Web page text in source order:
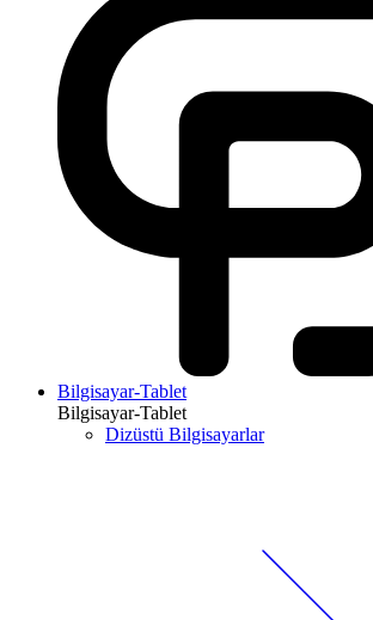
Bilgisayar-Tablet
Bilgisayar-Tablet
Dizüstü Bilgisayarlar